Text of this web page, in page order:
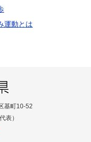
運動とは
基町10-52
表）